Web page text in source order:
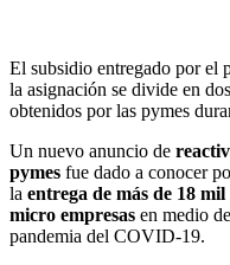
El subsidio entregado por el
la asignación se divide en
obtenidos por las pymes
Un nuevo anuncio de
pymes fue dado a conocer
la entrega de más de 18
micro empresas en medio
pandemia del COVID-19.